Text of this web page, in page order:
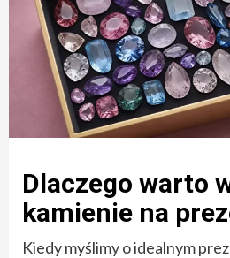
Dlaczego warto
kamienie na
Kiedy myślimy o idealnym